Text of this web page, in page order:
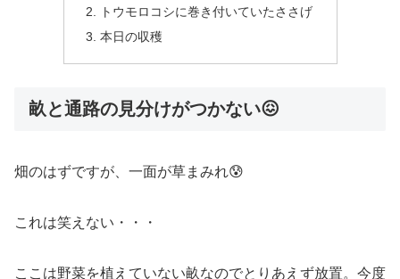
トウモロコシに巻き付いていたささげ
本日の収穫
畝と通路の見分けがつかない😖
畑のはずですが、一面が草まみれ😰
これは笑えない・・・
ここは野菜を植えていない畝なのでとりあえず放置。今度